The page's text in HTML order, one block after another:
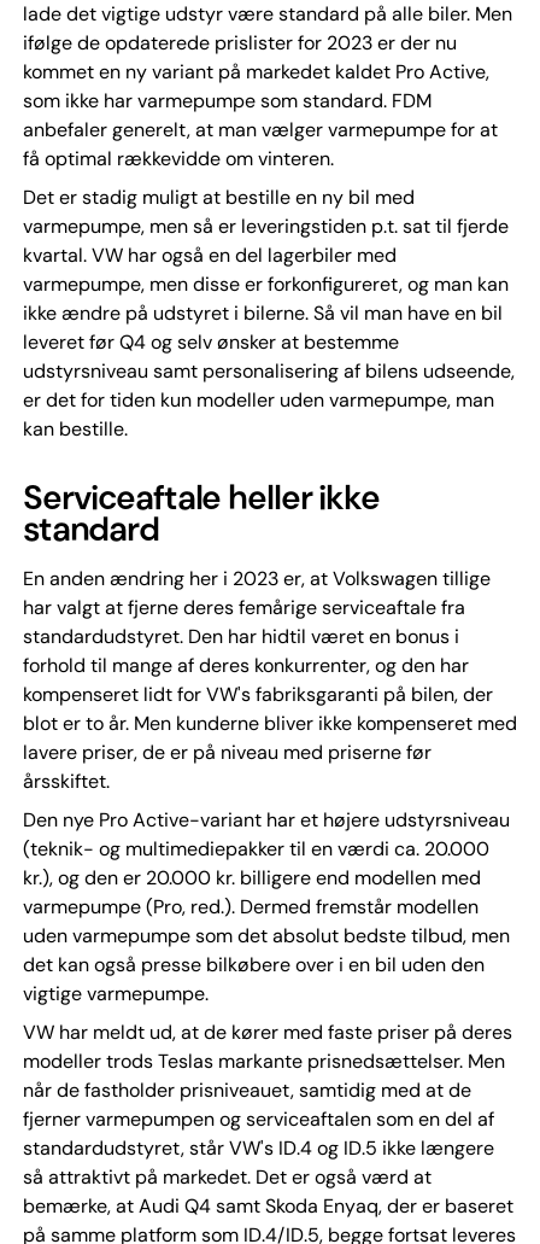
lade det vigtige udstyr være standard på alle biler. Men
ifølge de opdaterede prislister for 2023 er der nu
kommet en ny variant på markedet kaldet Pro Active,
som ikke har varmepumpe som standard. FDM
anbefaler generelt, at man vælger varmepumpe for at
få optimal rækkevidde om vinteren.
Det er stadig muligt at bestille en ny bil med
varmepumpe, men så er leveringstiden p.t. sat til fjerde
kvartal. VW har også en del lagerbiler med
varmepumpe, men disse er forkonfigureret, og man kan
ikke ændre på udstyret i bilerne. Så vil man have en bil
leveret før Q4 og selv ønsker at bestemme
udstyrsniveau samt personalisering af bilens udseende,
er det for tiden kun modeller uden varmepumpe, man
kan bestille.
Serviceaftale heller ikke
standard
En anden ændring her i 2023 er, at Volkswagen tillige
har valgt at fjerne deres femårige serviceaftale fra
standardudstyret. Den har hidtil været en bonus i
forhold til mange af deres konkurrenter, og den har
kompenseret lidt for VW's fabriksgaranti på bilen, der
blot er to år. Men kunderne bliver ikke kompenseret med
lavere priser, de er på niveau med priserne før
årsskiftet.
Den nye Pro Active-variant har et højere udstyrsniveau
(teknik- og multimediepakker til en værdi ca. 20.000
kr.), og den er 20.000 kr. billigere end modellen med
varmepumpe (Pro, red.). Dermed fremstår modellen
uden varmepumpe som det absolut bedste tilbud, men
det kan også presse bilkøbere over i en bil uden den
vigtige varmepumpe.
VW har meldt ud, at de kører med faste priser på deres
modeller trods Teslas markante prisnedsættelser. Men
når de fastholder prisniveauet, samtidig med at de
fjerner varmepumpen og serviceaftalen som en del af
standardudstyret, står VW's ID.4 og ID.5 ikke længere
så attraktivt på markedet. Det er også værd at
bemærke, at Audi Q4 samt Skoda Enyaq, der er baseret
på samme platform som ID.4/ID.5, begge fortsat leveres